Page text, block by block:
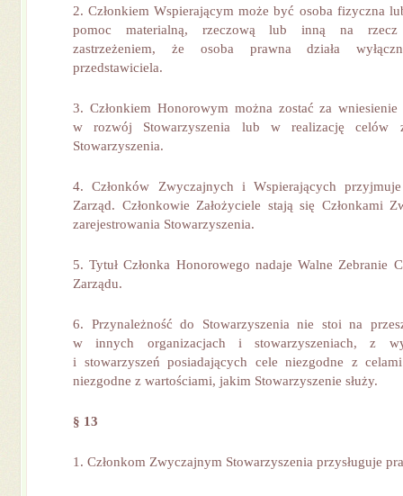
2. Członkiem Wspierającym może być osoba fizyczna
pomoc materialną, rzeczową lub inną na rzecz
zastrzeżeniem, że osoba prawna działa
przedstawiciela.
3. Członkiem Honorowym można zostać za wniesienie
w rozwój Stowarzyszenia lub w realizację celów
Stowarzyszenia.
4. Członków Zwyczajnych i Wspierających
Zarząd. Członkowie Założyciele stają się Członkami
zarejestrowania Stowarzyszenia.
5. Tytuł Członka Honorowego nadaje Walne Zebranie
Zarządu.
6. Przynależność do Stowarzyszenia nie stoi na
w innych organizacjach i stowarzyszeniach, z
i stowarzyszeń posiadających cele niezgodne z
niezgodne z wartościami, jakim Stowarzyszenie służy.
§ 13
1. Członkom Zwyczajnym Stowarzyszenia przysługuje